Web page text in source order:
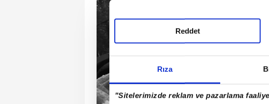
Rıza
"Sitelerimizde reklam ve pazarlama
Reddet